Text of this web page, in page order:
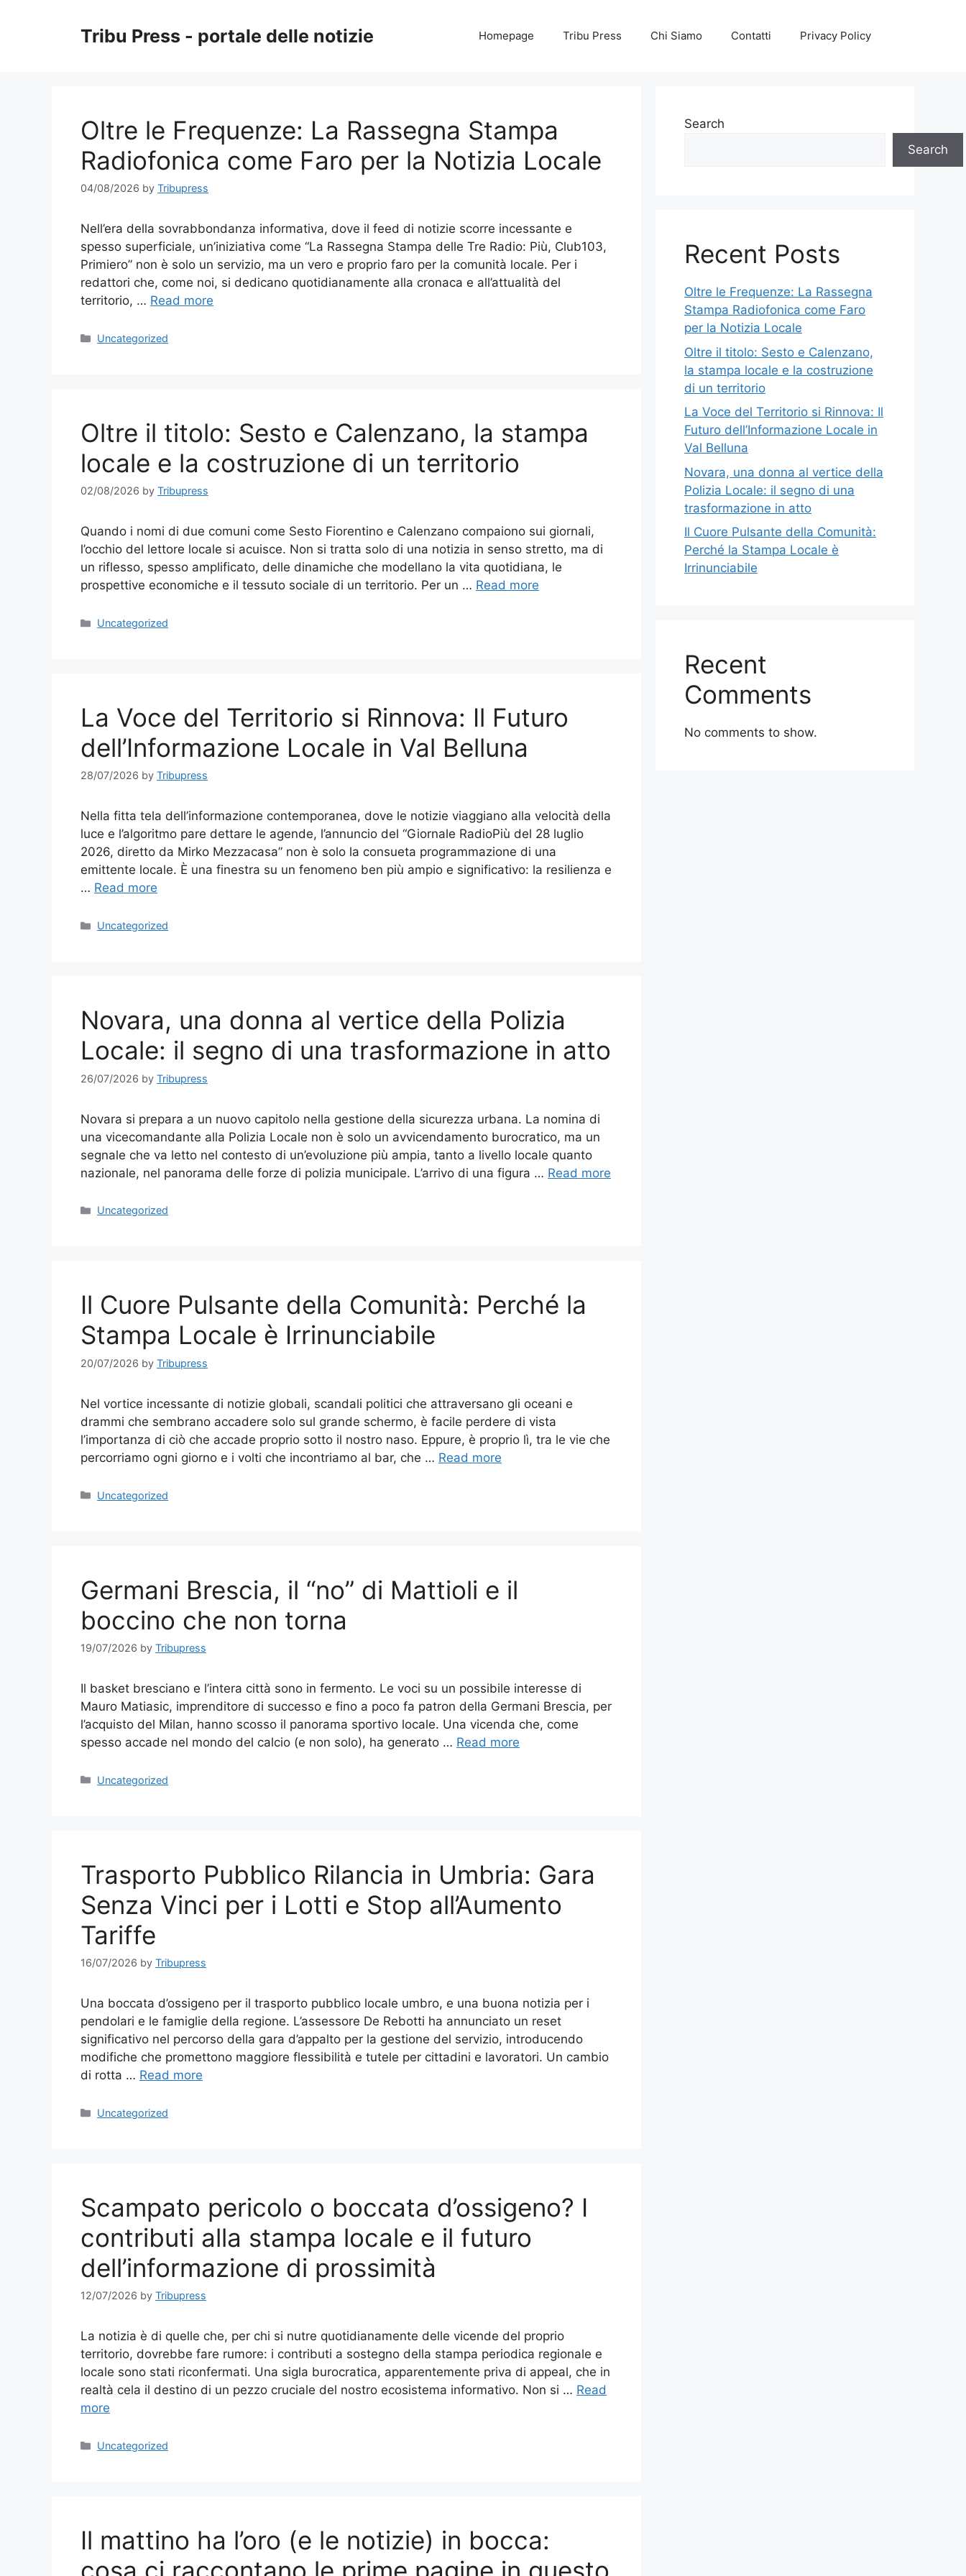
Tribu Press - portale delle notizie Homepage Tribu Press Chi Siamo Contatti Privacy Policy
Oltre le Frequenze: La Rassegna Stampa
Radiofonica come Faro per la Notizia Locale
04/08/2026 by Tribupress
Nell’era della sovrabbondanza informativa, dove il feed di notizie scorre incessante e
spesso superficiale, un’iniziativa come “La Rassegna Stampa delle Tre Radio: Più, Club103,
Primiero” non è solo un servizio, ma un vero e proprio faro per la comunità locale. Per i
redattori che, come noi, si dedicano quotidianamente alla cronaca e all’attualità del
territorio, … Read more
Categories
Uncategorized
Oltre il titolo: Sesto e Calenzano, la stampa
locale e la costruzione di un territorio
02/08/2026 by Tribupress
Quando i nomi di due comuni come Sesto Fiorentino e Calenzano compaiono sui giornali,
l’occhio del lettore locale si acuisce. Non si tratta solo di una notizia in senso stretto, ma di
un riflesso, spesso amplificato, delle dinamiche che modellano la vita quotidiana, le
prospettive economiche e il tessuto sociale di un territorio. Per un … Read more
Categories
Uncategorized
La Voce del Territorio si Rinnova: Il Futuro
dell’Informazione Locale in Val Belluna
28/07/2026 by Tribupress
Nella fitta tela dell’informazione contemporanea, dove le notizie viaggiano alla velocità della
luce e l’algoritmo pare dettare le agende, l’annuncio del “Giornale RadioPiù del 28 luglio
2026, diretto da Mirko Mezzacasa” non è solo la consueta programmazione di una
emittente locale. È una finestra su un fenomeno ben più ampio e significativo: la resilienza e
… Read more
Categories
Uncategorized
Novara, una donna al vertice della Polizia
Locale: il segno di una trasformazione in atto
26/07/2026 by Tribupress
Novara si prepara a un nuovo capitolo nella gestione della sicurezza urbana. La nomina di
una vicecomandante alla Polizia Locale non è solo un avvicendamento burocratico, ma un
segnale che va letto nel contesto di un’evoluzione più ampia, tanto a livello locale quanto
nazionale, nel panorama delle forze di polizia municipale. L’arrivo di una figura … Read more
Categories
Uncategorized
Il Cuore Pulsante della Comunità: Perché la
Stampa Locale è Irrinunciabile
20/07/2026 by Tribupress
Nel vortice incessante di notizie globali, scandali politici che attraversano gli oceani e
drammi che sembrano accadere solo sul grande schermo, è facile perdere di vista
l’importanza di ciò che accade proprio sotto il nostro naso. Eppure, è proprio lì, tra le vie che
percorriamo ogni giorno e i volti che incontriamo al bar, che … Read more
Categories
Uncategorized
Germani Brescia, il “no” di Mattioli e il
boccino che non torna
19/07/2026 by Tribupress
Il basket bresciano e l’intera città sono in fermento. Le voci su un possibile interesse di
Mauro Matiasic, imprenditore di successo e fino a poco fa patron della Germani Brescia, per
l’acquisto del Milan, hanno scosso il panorama sportivo locale. Una vicenda che, come
spesso accade nel mondo del calcio (e non solo), ha generato … Read more
Categories
Uncategorized
Trasporto Pubblico Rilancia in Umbria: Gara
Senza Vinci per i Lotti e Stop all’Aumento
Tariffe
16/07/2026 by Tribupress
Una boccata d’ossigeno per il trasporto pubblico locale umbro, e una buona notizia per i
pendolari e le famiglie della regione. L’assessore De Rebotti ha annunciato un reset
significativo nel percorso della gara d’appalto per la gestione del servizio, introducendo
modifiche che promettono maggiore flessibilità e tutele per cittadini e lavoratori. Un cambio
di rotta … Read more
Categories
Uncategorized
Scampato pericolo o boccata d’ossigeno? I
contributi alla stampa locale e il futuro
dell’informazione di prossimità
12/07/2026 by Tribupress
La notizia è di quelle che, per chi si nutre quotidianamente delle vicende del proprio
territorio, dovrebbe fare rumore: i contributi a sostegno della stampa periodica regionale e
locale sono stati riconfermati. Una sigla burocratica, apparentemente priva di appeal, che in
realtà cela il destino di un pezzo cruciale del nostro ecosistema informativo. Non si … Read
more
Categories
Uncategorized
Il mattino ha l’oro (e le notizie) in bocca:
Search
Search
Recent Posts
Oltre le Frequenze: La Rassegna
Stampa Radiofonica come Faro
per la Notizia Locale
Oltre il titolo: Sesto e Calenzano,
la stampa locale e la costruzione
di un territorio
La Voce del Territorio si Rinnova: Il
Futuro dell’Informazione Locale in
Val Belluna
Novara, una donna al vertice della
Polizia Locale: il segno di una
trasformazione in atto
Il Cuore Pulsante della Comunità:
Perché la Stampa Locale è
Irrinunciabile
Recent
Comments
No comments to show.